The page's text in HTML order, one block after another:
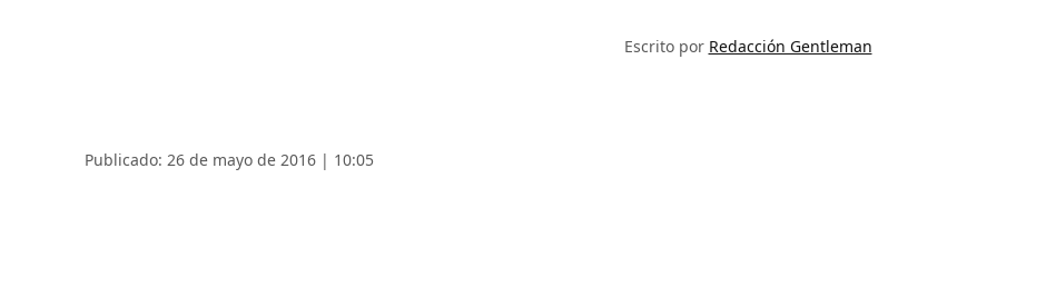
Escrito por Redacción Gentleman
Publicado: 26 de mayo de 2016 | 10:05